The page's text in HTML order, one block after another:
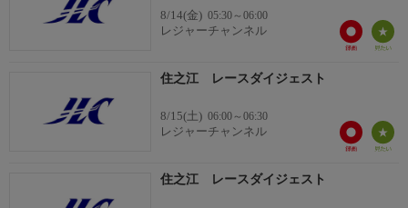
8/14(金) 05:30～06:00
レジャーチャンネル
住之江 レースダイジェスト
8/15(土) 06:00～06:30
レジャーチャンネル
住之江 レースダイジェスト